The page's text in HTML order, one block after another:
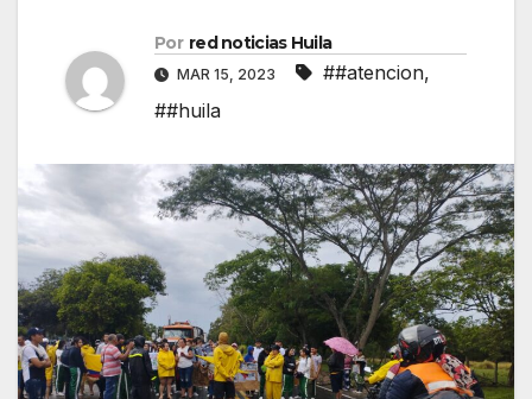
Por red noticias Huila
MAR 15, 2023 ##atencion,
##huila